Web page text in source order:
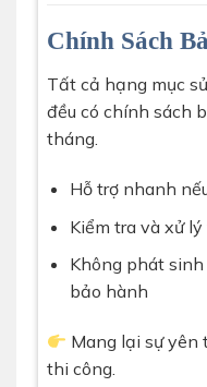
Chính Sách
Tất cả hạng mục
đều có chính sách
tháng.
Hỗ trợ nhanh
Kiểm tra và xử
Không phát
bảo hành
Mang lại sự yên
thi công.